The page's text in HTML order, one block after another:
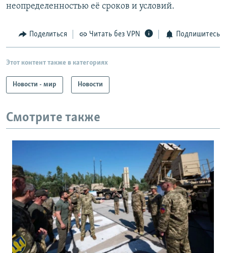
неопределенностью её сроков и условий.
Поделиться Читать без VPN Подпишитесь
Этот контент также в категориях
Новости - мир Новости
Смотрите также